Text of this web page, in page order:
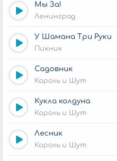
Мы За!
Ленинград
У Шамана Три Руки
Пикник
Садовник
Король и Шут
Кукла колдуна
Король и Шут
Лесник
Король и Шут